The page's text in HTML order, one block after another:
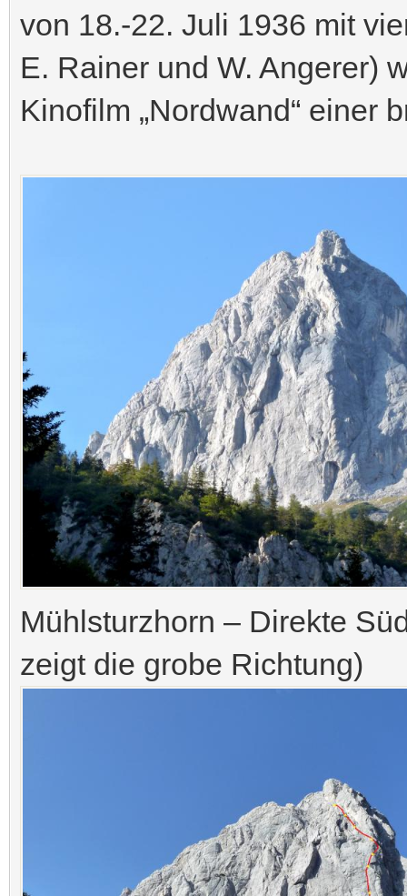
von 18.-22. Juli 1936 mit
E. Rainer und W. Angerer)
Kinofilm „Nordwand“ einer
Mühlsturzhorn – Direkte
zeigt die grobe Richtung)